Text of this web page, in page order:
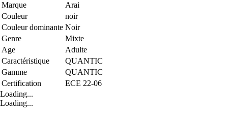
Marque
Arai
Couleur
noir
Couleur dominante Noir
Genre
Mixte
Age
Adulte
Caractéristique
QUANTIC
Gamme
QUANTIC
Certification
ECE 22-06
Loading...
Loading...